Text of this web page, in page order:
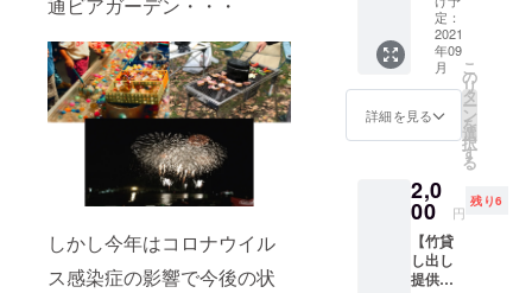
通ビアガーデン・・・
しかし今年はコロナウイル
ス感染症の影響で今後の状
はもち
ろん、
皆さん
のお話
もたく
さんお
おりま
す！ぜ
ひお好
きな飲
み物と
おつま
DOSAN
KO
DREAM
ixメン
バーか
ら感謝
の
zoom！
バーと
ゆっく
り話し
てみた
いなど
大歓迎
定：
2021
年09
月
詳細を見る
こ
の
リ
タ
ー
ン
を
選
択
す
る
2,0
00 円
残り6
【竹貸
し出し
提供＆